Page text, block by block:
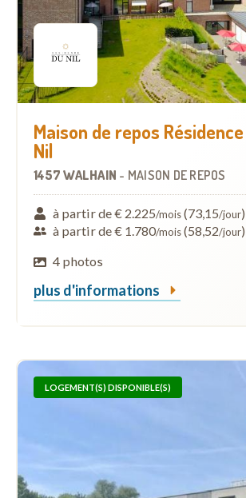
Maison de repos
Nil
1457 WALHAIN - MAISON DE REPOS
à partir de € 2.225/mois(73,15/jour)
à partir de € 1.780/mois(58,52/jour)
4 photos
plus d'informations
LOGEMENT(S) DISPONIBLE(S)